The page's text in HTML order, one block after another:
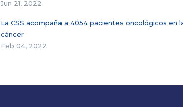
Jun 21, 2022
La CSS acompaña a 4054 pacientes oncológicos en
cáncer
Feb 04, 2022